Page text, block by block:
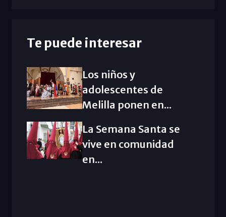
Te puede interesar
Los niños y
adolescentes de
Melilla ponen en...
La Semana Santa se
vive en comunidad
en...